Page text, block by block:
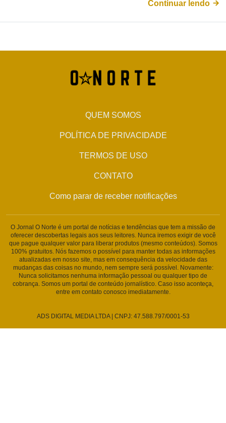
Continuar lendo
QUEM SOMOS
POLÍTICA DE PRIVACIDADE
TERMOS DE USO
CONTATO
Como parar de receber notificações
O Jornal O Norte é um portal de notícias e tendências que tem a missão de
oferecer descobertas legais aos seus leitores. Nunca iremos exigir de você
que pague qualquer valor para liberar produtos (mesmo conteúdos). Somos
100% gratuitos. Nós fazemos o possível para manter todas as informações
atualizadas em nosso site, mas em consequência da velocidade das
mudanças das coisas no mundo, nem sempre será possível. Novamente:
Nunca solicitamos nenhuma informação pessoal ou qualquer tipo de
cobrança. Somos um portal de conteúdo jornalístico. Caso isso aconteça,
entre em contato conosco imediatamente.
ADS DIGITAL MEDIA LTDA | CNPJ: 47.588.797/0001-53